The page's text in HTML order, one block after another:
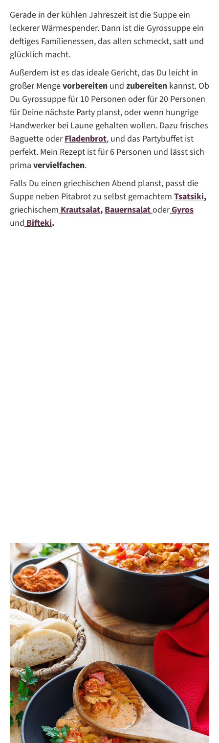
Gerade in der kühlen Jahreszeit ist die Suppe ein
leckerer Wärmespender. Dann ist die Gyrossuppe ein
deftiges Familienessen, das allen schmeckt, satt und
glücklich macht.
Außerdem ist es das ideale Gericht, das Du leicht in
großer Mengevorbereiten und zubereiten kannst. Ob
Du Gyrossuppe für 10 Personen oder für 20 Personen
für Deine nächste Party planst, oder wenn hungrige
Handwerker bei Laune gehalten wollen. Dazu frisches
Baguette oderFladenbrot, und das Partybuffet ist
perfekt. Mein Rezept ist für 6 Personen und lässt sich
prima vervielfachen.
Falls Du einen griechischen Abend planst, passt die
Suppe neben Pitabrot zu selbst gemachtem Tsatsiki,
griechischemKrautsalat,BauernsalatoderGyros
undBifteki.